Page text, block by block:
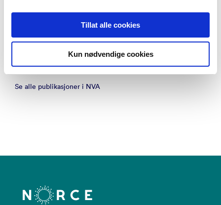
Tillat alle cookies
Kun nødvendige cookies
extracts on fish intestinal metalloproteases using
in vitro assays
– Journal of Applied Phycology 2025
Se alle publikasjoner i NVA